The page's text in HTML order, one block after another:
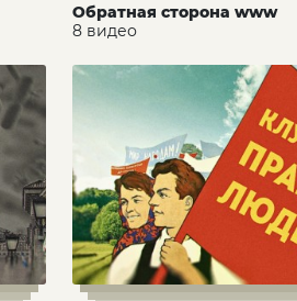
Обратная сторона www
8 видео